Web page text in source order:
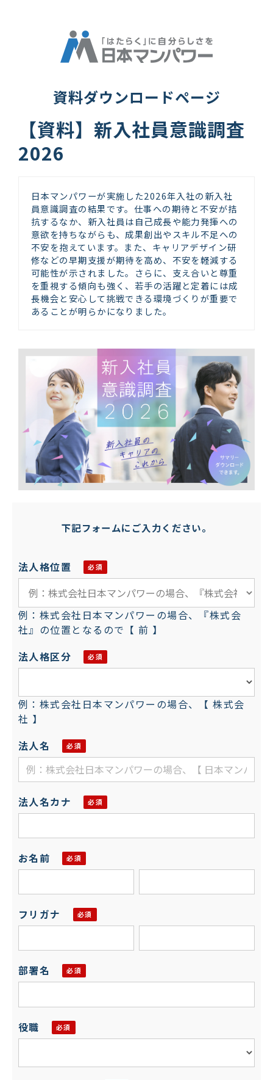
資料ダウンロードページ
【資料】新入社員意識調査
2026
日本マンパワーが実施した2026年入社の新入社
員意識調査の結果です。仕事への期待と不安が拮
抗するなか、新入社員は自己成長や能力発揮への
意欲を持ちながらも、成果創出やスキル不足への
不安を抱えています。また、キャリアデザイン研
修などの早期支援が期待を高め、不安を軽減する
可能性が示されました。さらに、支え合いと尊重
を重視する傾向も強く、若手の活躍と定着には成
長機会と安心して挑戦できる環境づくりが重要で
あることが明らかになりました。
下記フォームにご入力ください。
法人格位置
例：株式会社日本マンパワーの場合、『株式会
社』の位置となるので【 前 】
法人格区分
例：株式会社日本マンパワーの場合、【 株式会
社 】
法人名
法人名カナ
お名前
フリガナ
部署名
役職